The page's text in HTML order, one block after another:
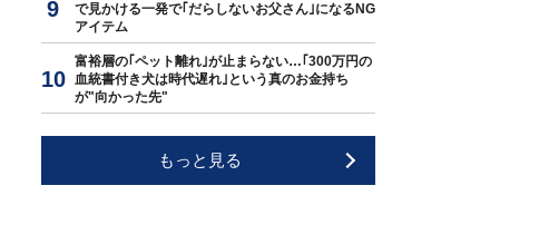
で見かける一発で｢だらしないお父さん｣になるNG
アイテム
富裕層の｢ペット離れ｣が止まらない…｢300万円の
血統書付き犬は時代遅れ｣という真のお金持ち
が"向かった先"
もっと見る